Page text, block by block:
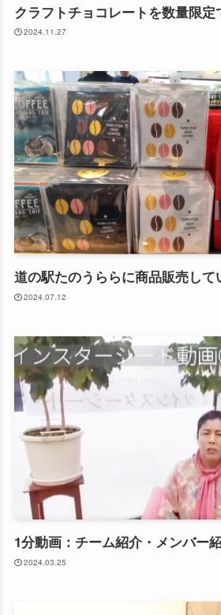
クラフトチョコレートを数量限定
2024.11.27
道の駅たのうららに商品販売して
2024.07.12
1分動画：チーム紹介・メンバー
2024.03.25